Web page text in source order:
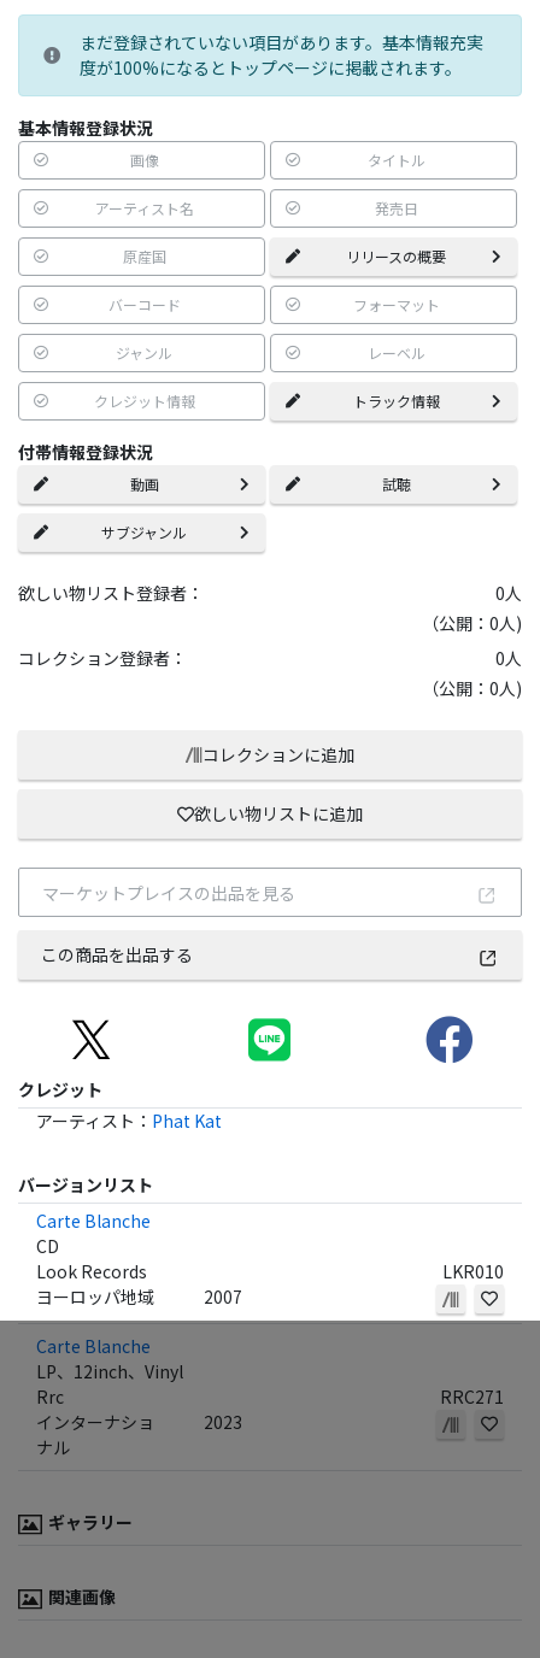
まだ登録されていない項目があります。基本情報充実
度が100%になるとトップページに掲載されます。
基本情報登録状況
画像 タイトル
アーティスト名 発売日
原産国 リリースの概要
バーコード フォーマット
ジャンル レーベル
クレジット情報 トラック情報
付帯情報登録状況
動画 試聴
サブジャンル
欲しい物リスト登録者： 0人
（公開：0人)
コレクション登録者：
0人
（公開：0人)
コレクションに追加
欲しい物リストに追加
マーケットプレイスの出品を見る
この商品を出品する
クレジット
アーティスト ： Phat Kat
バージョンリスト
Carte Blanche
CD
Look Records
LKR010
ヨーロッパ地域
2007
Carte Blanche
LP、12inch、Vinyl
Rrc
RRC271
インターナショ
ナル
2023
ギャラリー
関連画像